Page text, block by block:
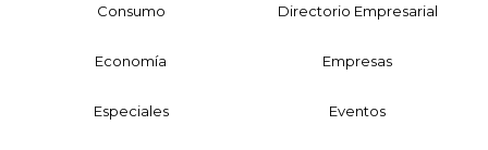
Consumo Directorio Empresarial
Economía Empresas
Especiales Eventos